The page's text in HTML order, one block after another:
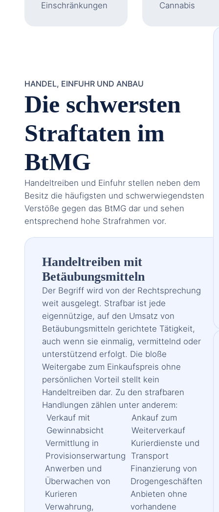
Einschränkungen
Cannabis
HANDEL, EINFUHR UND ANBAU
Die schwersten
Straftaten im
BtMG
Handeltreiben und Einfuhr stellen neben dem
Besitz die häufigsten und schwerwiegendsten
Verstöße gegen das BtMG dar und sehen
entsprechend hohe Strafrahmen vor.
Handeltreiben mit
Betäubungsmitteln
Der Begriff wird von der Rechtsprechung
weit ausgelegt. Strafbar ist jede
eigennützige, auf den Umsatz von
Betäubungsmitteln gerichtete Tätigkeit,
auch wenn sie einmalig, vermittelnd oder
unterstützend erfolgt. Die bloße
Weitergabe zum Einkaufspreis ohne
persönlichen Vorteil stellt kein
Handeltreiben dar. Zu den strafbaren
Handlungen zählen unter anderem:
Verkauf mit
Gewinnabsicht
Vermittlung in
Provisionserwartung
Anwerben und
Überwachen von
Kurieren
Verwahrung,
Ankauf zum
Weiterverkauf
Kurierdienste und
Transport
Finanzierung von
Drogengeschäften
Anbieten ohne
vorhandene